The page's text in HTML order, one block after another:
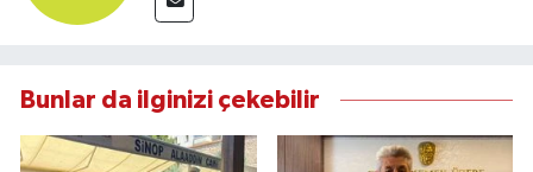
Bunlar da ilginizi çekebilir